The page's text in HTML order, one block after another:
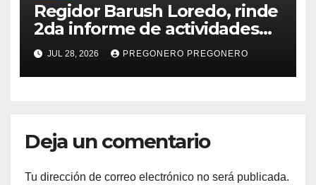
Regidor Barush Loredo, rinde
2da informe de actividades…
JUL 28, 2026 PREGONERO PREGONERO
Deja un comentario
Tu dirección de correo electrónico no será publicada.